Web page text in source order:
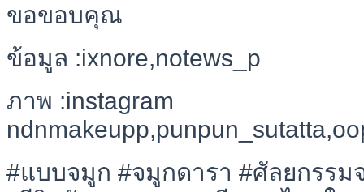
ขอขอบคุณ
ข้อมูล :ixnore,notews_p
ภาพ :instagram
#แบบจมูก #จมูกดารา #ศัลยกรรม